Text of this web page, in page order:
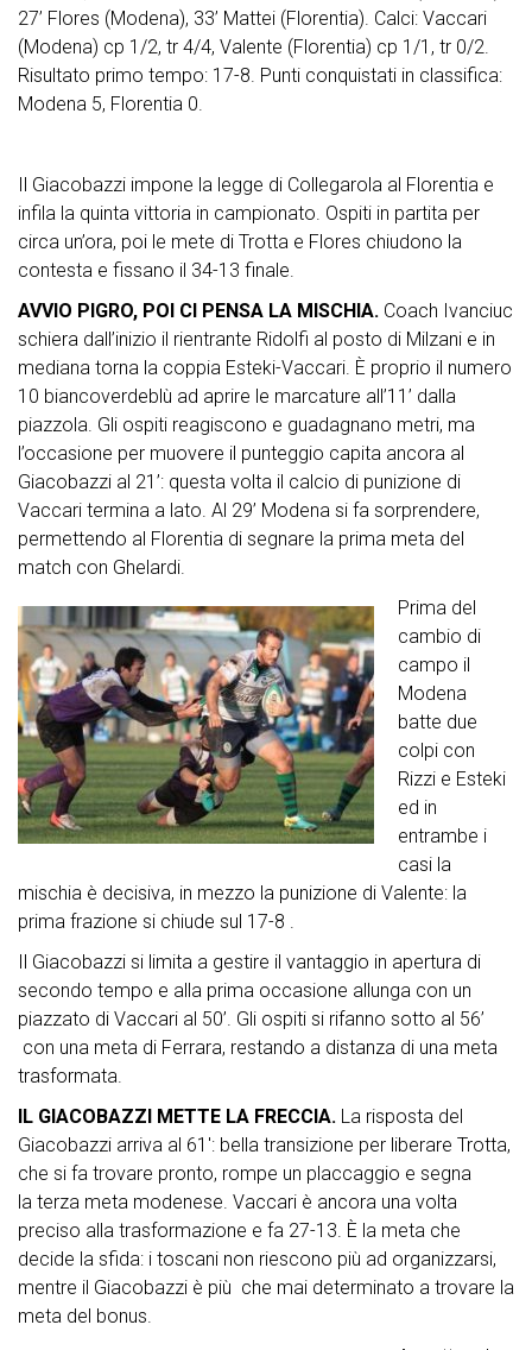
27’ Flores (Modena), 33’ Mattei (Florentia). Calci: Vaccari
(Modena) cp 1/2, tr 4/4, Valente (Florentia) cp 1/1, tr 0/2.
Risultato primo tempo: 17-8. Punti conquistati in classifica:
Modena 5, Florentia 0.
Il Giacobazzi impone la legge di Collegarola al Florentia e
infila la quinta vittoria in campionato. Ospiti in partita per
circa un’ora, poi le mete di Trotta e Flores chiudono la
contesta e fissano il 34-13 finale.
AVVIO PIGRO, POI CI PENSA LA MISCHIA. Coach Ivanciuc
schiera dall’inizio il rientrante Ridolfi al posto di Milzani e in
mediana torna la coppia Esteki-Vaccari. È proprio il numero
10 biancoverdeblù ad aprire le marcature all’11’ dalla
piazzola. Gli ospiti reagiscono e guadagnano metri, ma
l’occasione per muovere il punteggio capita ancora al
Giacobazzi al 21’: questa volta il calcio di punizione di
Vaccari termina a lato. Al 29’ Modena si fa sorprendere,
permettendo al Florentia di segnare la prima meta del
match con Ghelardi.
Prima del
cambio di
campo il
Modena
batte due
colpi con
Rizzi e Esteki
ed in
entrambe i
casi la
mischia è decisiva, in mezzo la punizione di Valente: la
prima frazione si chiude sul 17-8 .
Il Giacobazzi si limita a gestire il vantaggio in apertura di
secondo tempo e alla prima occasione allunga con un
piazzato di Vaccari al 50’. Gli ospiti si rifanno sotto al 56’
con una meta di Ferrara, restando a distanza di una meta
trasformata.
IL GIACOBAZZI METTE LA FRECCIA. La risposta del
Giacobazzi arriva al 61′: bella transizione per liberare Trotta,
che si fa trovare pronto, rompe un placcaggio e segna
la terza meta modenese. Vaccari è ancora una volta
preciso alla trasformazione e fa 27-13. È la meta che
decide la sfida: i toscani non riescono più ad organizzarsi,
mentre il Giacobazzi è più che mai determinato a trovare la
meta del bonus.